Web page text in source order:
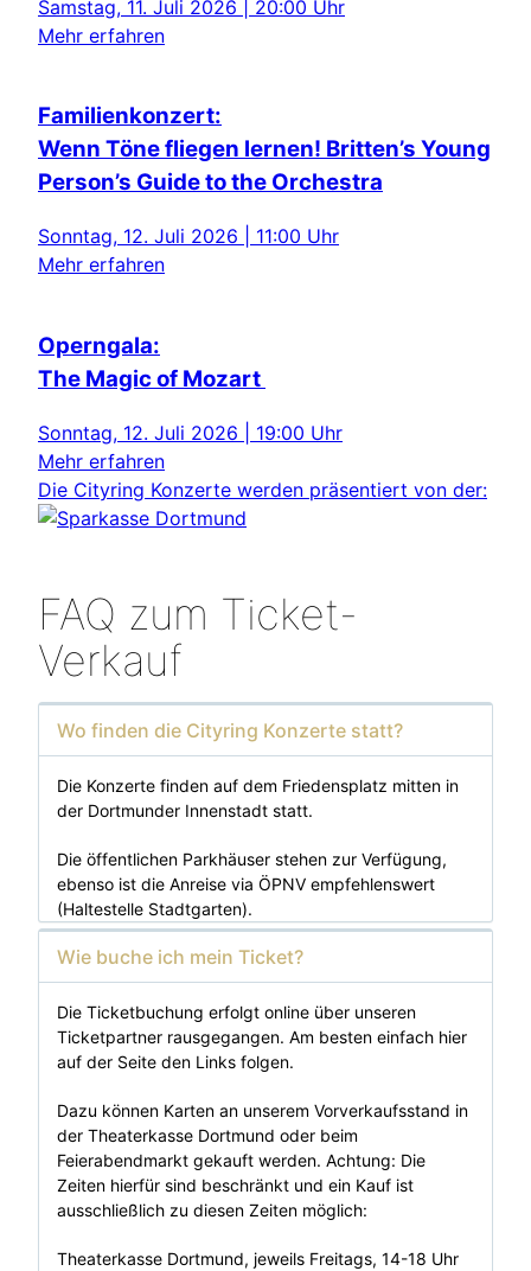
Samstag, 11. Juli 2026 | 20:00 Uhr
Mehr erfahren
Familienkonzert:
Wenn Töne fliegen lernen! Britten’s Young
Person’s Guide to the Orchestra
Sonntag, 12. Juli 2026 | 11:00 Uhr
Mehr erfahren
Operngala:
The Magic of Mozart
Sonntag, 12. Juli 2026 | 19:00 Uhr
Mehr erfahren
Die Cityring Konzerte werden präsentiert von der:
FAQ zum Ticket-
Verkauf
Wo finden die Cityring Konzerte statt?
Die Konzerte finden auf dem Friedensplatz mitten in
der Dortmunder Innenstadt statt.
Die öffentlichen Parkhäuser stehen zur Verfügung,
ebenso ist die Anreise via ÖPNV empfehlenswert
(Haltestelle Stadtgarten).
Wie buche ich mein Ticket?
Die Ticketbuchung erfolgt online über unseren
Ticketpartner rausgegangen. Am besten einfach hier
auf der Seite den Links folgen.
Dazu können Karten an unserem Vorverkaufsstand in
der Theaterkasse Dortmund oder beim
Feierabendmarkt gekauft werden. Achtung: Die
Zeiten hierfür sind beschränkt und ein Kauf ist
ausschließlich zu diesen Zeiten möglich:
Theaterkasse Dortmund, jeweils Freitags, 14-18 Uhr